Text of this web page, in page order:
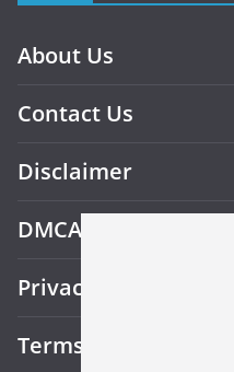
About Us
Contact Us
Disclaimer
DMCA
Privacy Policy
Terms and